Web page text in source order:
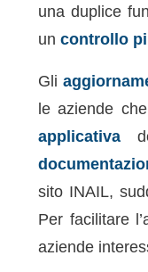
una duplice
un controllo
Gli
le aziende
applicativa
sito INAIL,
Per facilitare
aziende